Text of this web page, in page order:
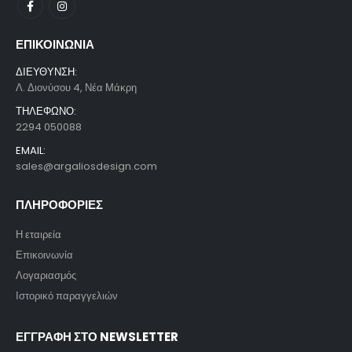
ΕΠΙΚΟΙΝΩΝΙΑ
ΔΙΕΥΘΥΝΣΗ:
Λ. Διονύσου 4, Νέα Μάκρη
ΤΗΛΕΦΩΝΟ:
2294 050088
EMAIL:
sales@argaliosdesign.com
ΠΛΗΡΟΦΟΡΙΕΣ
Η εταιρεία
Επικοινωνία
Λογαριασμός
Ιστορικό παραγγελιών
ΕΓΓΡΑΦΗ ΣΤΟ NEWSLETTER